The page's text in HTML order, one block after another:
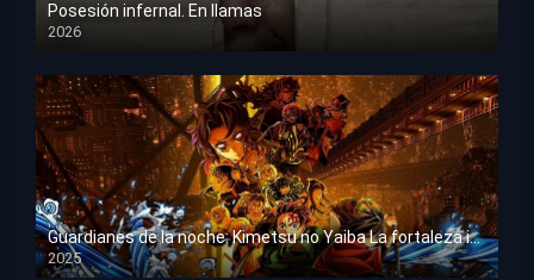
Posesión infernal. En llamas
2026
HD 1080p
Guardianes de la noche: Kimetsu no Yaiba La fortaleza infinita
2025
HD 1080p